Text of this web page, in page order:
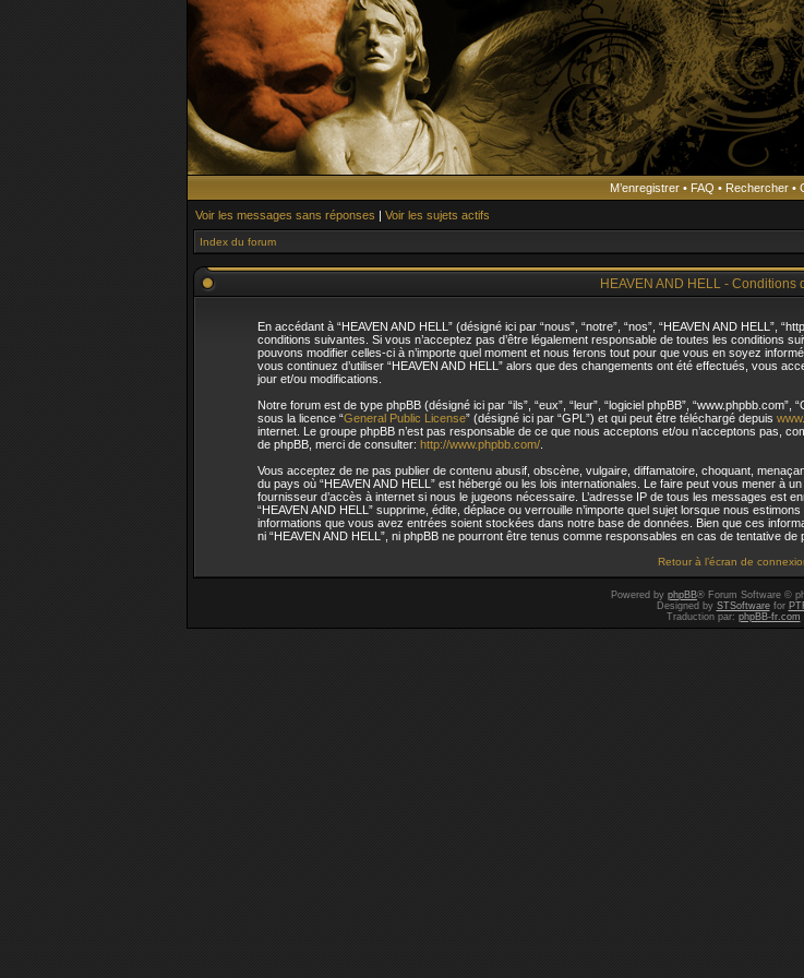
M’enregistrer • FAQ • Rechercher •
Voir les messages sans réponses | Voir les sujets actifs
Index du forum
HEAVEN AND HELL - Conditions
En accédant à “HEAVEN AND HELL” (désigné ici par “nous”, “notre”, “nos”, “HEAVEN AND HELL”,
conditions suivantes. Si vous n’acceptez pas d’être légalement responsable de toutes les conditions
pouvons modifier celles-ci à n’importe quel moment et nous ferons tout pour que vous en soyez
vous continuez d’utiliser “HEAVEN AND HELL” alors que des changements ont été effectués, vous
jour et/ou modifications.
Notre forum est de type phpBB (désigné ici par “ils”, “eux”, “leur”, “logiciel phpBB”,
sous la licence “General Public License” (désigné ici par “GPL”) et qui peut être téléchargé depuis
internet. Le groupe phpBB n’est pas responsable de ce que nous acceptons et/ou n’acceptons pas,
de phpBB, merci de consulter: http://www.phpbb.com/
Vous acceptez de ne pas publier de contenu abusif, obscène, vulgaire, diffamatoire, choquant,
du pays où “HEAVEN AND HELL” est hébergé ou les lois internationales. Le faire peut vous mener à
fournisseur d’accès à internet si nous le jugeons nécessaire. L’adresse IP de tous les messages est
“HEAVEN AND HELL” supprime, édite, déplace ou verrouille n’importe quel sujet lorsque nous
informations que vous avez entrées soient stockées dans notre base de données. Bien que ces
ni “HEAVEN AND HELL”, ni phpBB ne pourront être tenus comme responsables en cas de tentative
Retour à l’écran de
Powered by phpBB® Forum Software ©
Designed by STSoftwarefor
Traduction par: phpBB-fr.com